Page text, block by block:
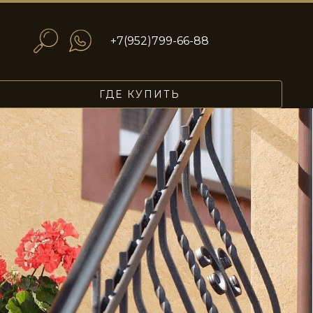
ГДЕ КУПИТЬ
+7(952)799-66-88